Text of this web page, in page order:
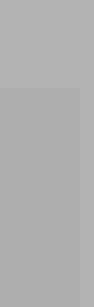
(2 sklopné
a sklopné
spolujzadca,
a vzadu
(185/65